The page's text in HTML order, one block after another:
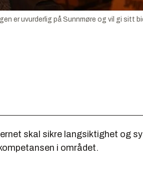
er uvurderlig på Sunnmøre og vil gi sitt
skal sikre langsiktighet og
i området.